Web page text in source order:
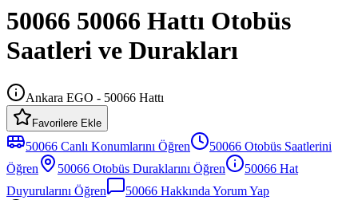
50066 50066 Hattı Otobüs
Saatleri ve Durakları
Ankara EGO - 50066 Hattı
Favorilere Ekle
50066 Canlı Konumlarını Öğren 50066 Otobüs Saatlerini
Öğren
50066 Otobüs Duraklarını Öğren 50066 Hat
Duyurularını Öğren
50066 Hakkında Yorum Yap